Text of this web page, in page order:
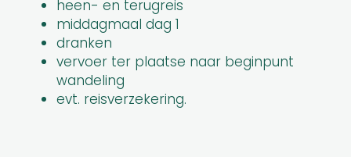
heen- en terugreis
middagmaal dag 1
dranken
vervoer ter plaatse naar beginpunt
wandeling
evt. reisverzekering.